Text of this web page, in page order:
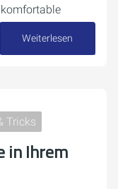
Weiterlesen
Tricks
in Ihrem